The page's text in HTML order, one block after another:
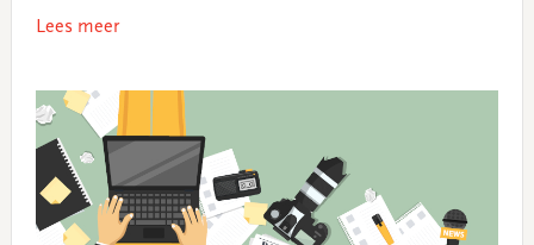
Lees meer